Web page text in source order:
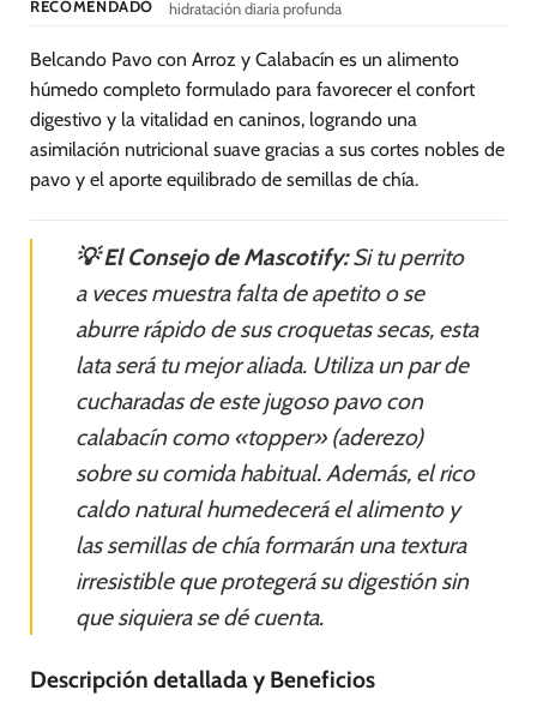
RECOMENDADO
hidratación diaria profunda
Belcando Pavo con Arroz y Calabacín es un alimento
húmedo completo formulado para favorecer el confort
digestivo y la vitalidad en caninos, logrando una
asimilación nutricional suave gracias a sus cortes nobles de
pavo y el aporte equilibrado de semillas de chía.
💡 El Consejo de Mascotify:Si tu perrito
a veces muestra falta de apetito o se
aburre rápido de sus croquetas secas, esta
lata será tu mejor aliada. Utiliza un par de
cucharadas de este jugoso pavo con
calabacín como «topper» (aderezo)
sobre su comida habitual. Además, el rico
caldo natural humedecerá el alimento y
las semillas de chía formarán una textura
irresistible que protegerá su digestión sin
que siquiera se dé cuenta.
Descripción detallada y Beneficios